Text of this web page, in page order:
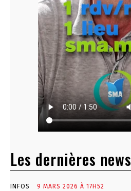
Les dernières news
INFOS 9 MARS 2026 À 17H52